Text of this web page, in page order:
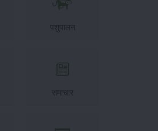
पशुपालन
समाचार